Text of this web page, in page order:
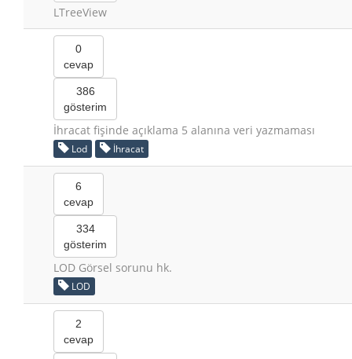
LTreeView
0
cevap
386
gösterim
İhracat fişinde açıklama 5 alanına veri yazmaması
Lod İhracat
6
cevap
334
gösterim
LOD Görsel sorunu hk.
LOD
2
cevap